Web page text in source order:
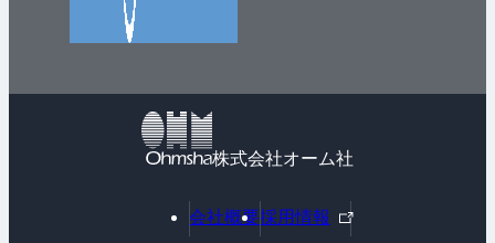
株式会社オーム社
会社概要採用情報
外
部